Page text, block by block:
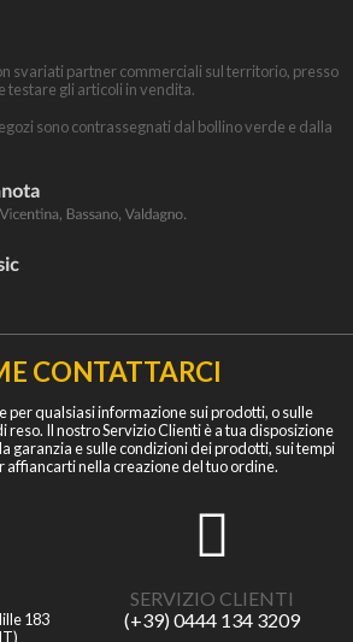
svariati partner commerciali sul territorio, presso
testare gli articoli in vendita.
sono contrassegnati dal bollino verde e dalla
CONTATTARCI
per qualsiasi informazione sui prodotti, o sulle
reso. Il nostro Servizio Clienti è a tua disposizione
garanzia e sulle condizioni dei prodotti, sui tempi
affiancarti nella creazione del tuo ordine.
183
SERVIZIO CLIENTI
(+39) 0444 134 3209